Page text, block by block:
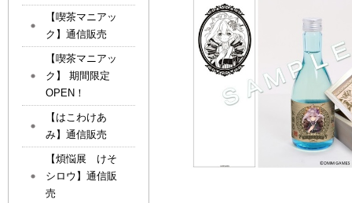
【喫茶マニアッ
ク】通信販売
【喫茶マニアッ
ク】 期間限定
OPEN！
【はこわけあ
み】通信販売
【煩悩展 けそ
シロウ】通信販
売